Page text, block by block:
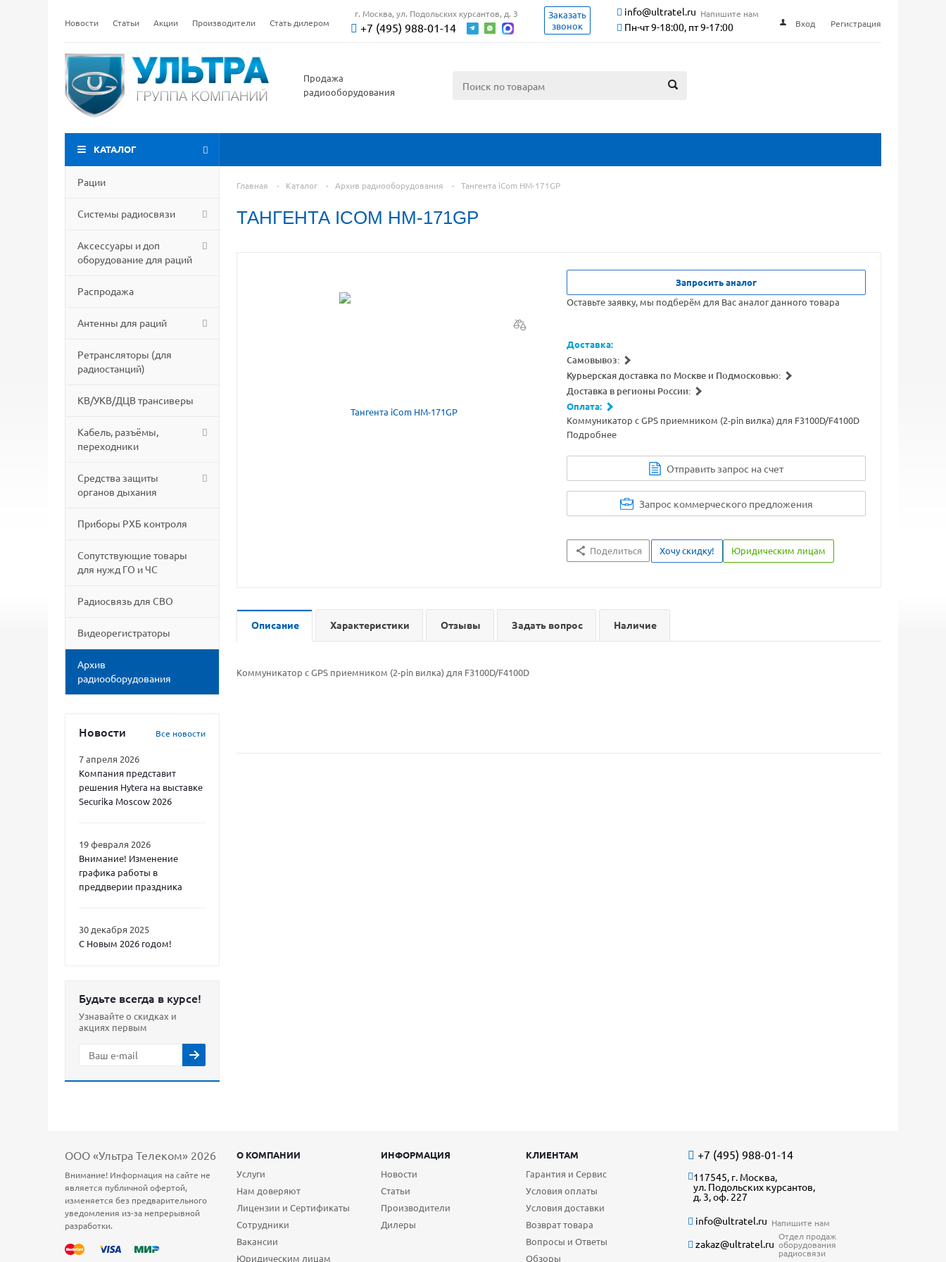
Новости Статьи Акции Производители Стать дилером
г. Москва, ул. Подольских курсантов, д. 3
+7 (495) 988-01-14
Заказать
звонок
info@ultratel.ru Напишите нам
Пн-чт 9-18:00, пт 9-17:00 Вход Регистрация
Продажа
радиооборудования
КАТАЛОГ
Рации
Системы радиосвязи
Аксессуары и доп
оборудование для раций
Распродажа
Антенны для раций
Ретрансляторы (для
радиостанций)
КВ/УКВ/ДЦВ трансиверы
Кабель, разъёмы,
переходники
Средства защиты
органов дыхания
Приборы РХБ контроля
Сопутствующие товары
для нужд ГО и ЧС
Радиосвязь для СВО
Видеорегистраторы
Архив
радиооборудования
Новости Все новости
7 апреля 2026
Компания представит
решения Hytera на выставке
Securika Moscow 2026
19 февраля 2026
Внимание! Изменение
графика работы в
преддверии праздника
30 декабря 2025
С Новым 2026 годом!
Будьте всегда в курсе!
Узнавайте о скидках и
акциях первым
Главная - Каталог - Архив радиооборудования - Тангента iCom HM-171GP
ТАНГЕНТА ICOM HM-171GP
Запросить аналог
Оставьте заявку, мы подберём для Вас аналог данного товара
Доставка:
Самовывоз:
Курьерская доставка по Москве и Подмосковью:
Доставка в регионы России:
Оплата:
Коммуникатор с GPS приемником (2-pin вилка) для F3100D/F4100D
Подробнее
Отправить запрос на счет
Запрос коммерческого предложения
Поделиться Хочу скидку! Юридическим лицам
Описание Характеристики Отзывы Задать вопрос Наличие
Коммуникатор с GPS приемником (2-pin вилка) для F3100D/F4100D
ООО «Ультра Телеком» 2026
Внимание! Информация на сайте не
является публичной офертой,
изменяется без предварительного
уведомления из-за непрерывной
разработки.
О КОМПАНИИ ИНФОРМАЦИЯ
КЛИЕНТАМ
Услуги
Нам доверяют
Лицензии и Сертификаты
Сотрудники
Вакансии
Юридическим лицам
Новости
Статьи
Производители
Дилеры
Гарантия и Сервис
Условия оплаты
Условия доставки
Возврат товара
Вопросы и Ответы
Обзоры
+7 (495) 988-01-14
117545, г. Москва,
ул. Подольских курсантов,
д. 3, оф. 227
info@ultratel.ru Напишите нам
zakaz@ultratel.ru
Отдел продаж
оборудования
радиосвязи